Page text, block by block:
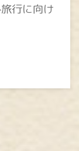
行に向け